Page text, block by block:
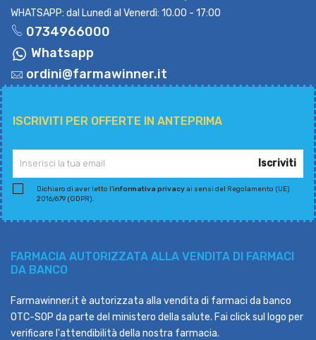
WHATSAPP: dal Lunedì al Venerdì: 10.00 - 17:00
0734966000
Whatsapp
ordini@farmawinner.it
ISCRIVITI PER OFFERTE IN ANTEPRIMA
Iscriviti
Dichiaro di aver letto l'informativa privacyai sensi del Regolamento (UE)
2016/679 (GDPR).
FARMACIA AUTORIZZATA ALLA VENDITA DI FARMACI
DA BANCO
Farmawinner.it è autorizzata alla vendita di farmaci da banco
OTC-SOP da parte del ministero della salute. Fai click sul logo per
verificare l'attendibilità della nostra farmacia.